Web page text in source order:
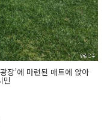
장’에 마련된 매트에 앉아
민